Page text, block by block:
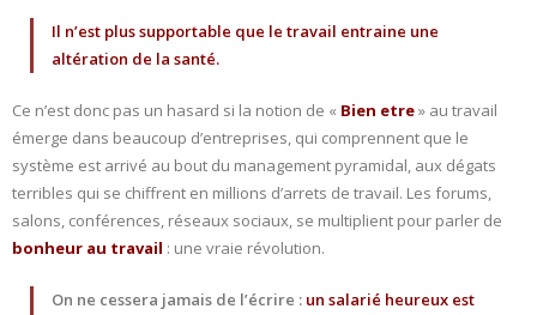
Il n’est plus supportable que le travail entraine une
altération de la santé.
Ce n’est donc pas un hasard si la notion de « Bien etre» au travail
émerge dans beaucoup d’entreprises, qui comprennent que le
système est arrivé au bout du management pyramidal, aux dégats
terribles qui se chiffrent en millions d’arrets de travail. Les forums,
salons, conférences, réseaux sociaux, se multiplient pour parler de
bonheur au travail : une vraie révolution.
On ne cessera jamais de l’écrire : un salarié heureux est